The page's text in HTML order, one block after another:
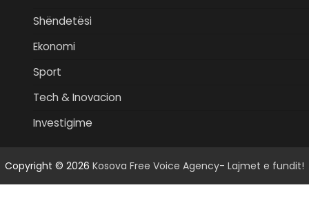
Shëndetësi
Ekonomi
Sport
Tech & Inovacion
Investigime